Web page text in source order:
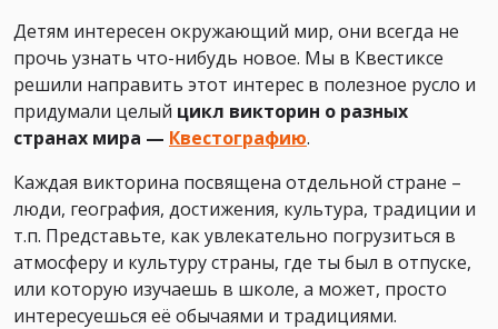
Детям интересен окружающий мир, они всегда не
прочь узнать что-нибудь новое. Мы в Квестиксе
решили направить этот интерес в полезное русло и
придумали целый цикл викторин о разных
странах мира — Квестографию.
Каждая викторина посвящена отдельной стране –
люди, география, достижения, культура, традиции и
т.п. Представьте, как увлекательно погрузиться в
атмосферу и культуру страны, где ты был в отпуске,
или которую изучаешь в школе, а может, просто
интересуешься её обычаями и традициями.